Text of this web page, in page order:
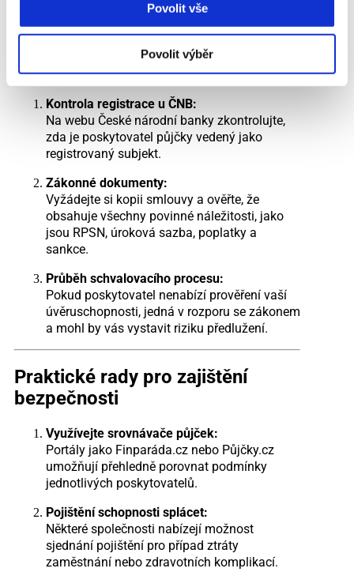
Povolit vše
Povolit výběr
Specifické doporučení: Jak si
ověřit, že společnost jedná
legálně?
Kontrola registrace u ČNB:
Na webu České národní banky zkontrolujte,
zda je poskytovatel půjčky vedený jako
registrovaný subjekt.
Zákonné dokumenty:
Vyžádejte si kopii smlouvy a ověřte, že
obsahuje všechny povinné náležitosti, jako
jsou RPSN, úroková sazba, poplatky a
sankce.
Průběh schvalovacího procesu:
Pokud poskytovatel nenabízí prověření vaší
úvěruschopnosti, jedná v rozporu se zákonem
a mohl by vás vystavit riziku předlužení.
Praktické rady pro zajištění
bezpečnosti
Využívejte srovnávače půjček:
Portály jako Finparáda.cz nebo Půjčky.cz
umožňují přehledně porovnat podmínky
jednotlivých poskytovatelů.
Pojištění schopnosti splácet:
Některé společnosti nabízejí možnost
sjednání pojištění pro případ ztráty
zaměstnání nebo zdravotních komplikací.